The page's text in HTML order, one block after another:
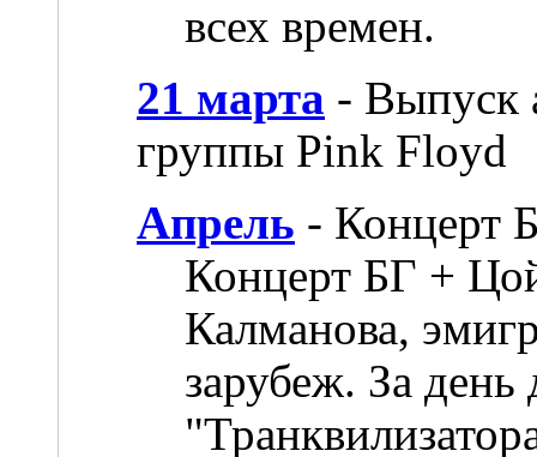
всех времен.
21 марта - Выпуск
группы Pink Floyd
Апрель - Концерт
Концерт БГ +
Калманова,
зарубеж. За день